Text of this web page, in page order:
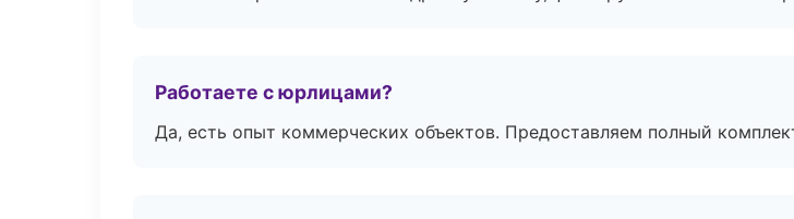
Работаете с юрлицами?
Да, есть опыт коммерческих объектов. Предоставляем полный